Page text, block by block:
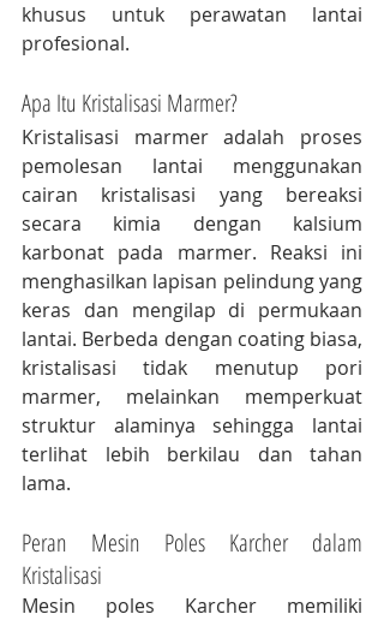
khusus untuk perawatan lantai
profesional.
Apa Itu Kristalisasi Marmer?
Kristalisasi marmer adalah proses
pemolesan lantai menggunakan
cairan kristalisasi yang bereaksi
secara kimia dengan kalsium
karbonat pada marmer. Reaksi ini
menghasilkan lapisan pelindung yang
keras dan mengilap di permukaan
lantai. Berbeda dengan coating biasa,
kristalisasi tidak menutup pori
marmer, melainkan memperkuat
struktur alaminya sehingga lantai
terlihat lebih berkilau dan tahan
lama.
Peran Mesin Poles Karcher dalam
Kristalisasi
Mesin poles Karcher memiliki